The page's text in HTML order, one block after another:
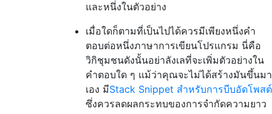
และหนึ่งในตัวอย่าง
เมื่อใดก็ตามที่เป็นไปได้ควรมีเพียงหนึ่งคำ
ตอบต่อหนึ่งภาษาการเขียนโปรแกรม นี่คือ
วิกิชุมชนดังนั้นอย่าลังเลที่จะเพิ่มตัวอย่างใน
คำตอบใด ๆ แม้ว่าคุณจะไม่ได้สร้างมันขึ้นมา
เอง มีStack Snippet สำหรับการบีบอัดโพสต์
ซึ่งควรลดผลกระทบของการจำกัดความยาว